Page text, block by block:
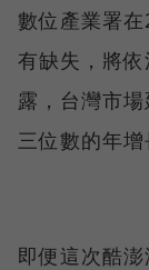
數位產業署
有缺失，將
露，台灣市
三位數的年增
即便這次酷